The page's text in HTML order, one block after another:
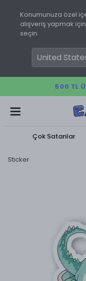
Konumunuza özel
alışveriş yapmak
seçin.
500 TL
Çok Satanlar
Sticker